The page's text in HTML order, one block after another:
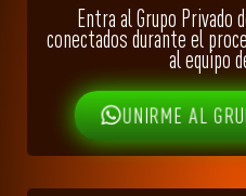
Entra al Grupo Privado
conectados durante el
al equipo
UNIRME AL